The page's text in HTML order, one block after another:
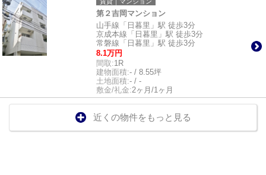
第２吉岡マンション
山手線「日暮里」駅 徒歩3分
京成本線「日暮里」駅 徒歩3分
常磐線「日暮里」駅 徒歩3分
8.1万円
間取:1R
建物面積:- / 8.55坪
土地面積:- / -
敷金/礼金:2ヶ月/1ヶ月
近くの物件をもっと見る